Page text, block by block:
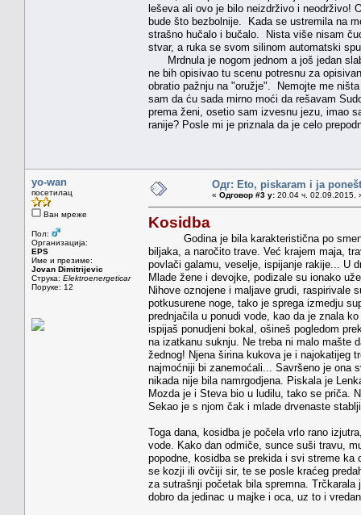
leševa ali ovo je bilo neizdrživo i neodrživo!
bude što bezbolnije. Kada se ustremila na
strašno hučalo i bučalo. Nista više nisam
stvar, a ruka se svom silinom automatski
Mrdnula je nogom jednom a još jedan
ne bih opisivao tu scenu potresnu za
obratio pažnju na "oružje". Nemojte me
sam da ću sada mirno moći da rešavam
prema ženi, osetio sam izvesnu jezu, imao
ranije? Posle mi je priznala da je celo
yo-wan
посетилац
Ван мреже
Пол:
Организација:
EPS
Име и презиме:
Jovan Dimitrijevic
Струка: Elektroenergeticar
Поруке: 12
Одг: Eto, piskaram i ja
« Одговор #3 у: 20.04 ч. 02.09.2015.
Kosidba
Godina je bila karakteristična po
biljaka, a naročito trave. Već krajem maja,
povlači galamu, veselje, ispijanje rakije... U
Mlade žene i devojke, podizale su ionako
Nihove oznojene i maljave grudi, raspirivale
potkusurene noge, tako je sprega izmedju
prednjačila u ponudi vode, kao da je znala
ispijaš ponudjeni bokal, ošineš pogledom
na izatkanu suknju. Ne treba ni malo mašte
žednog! Njena širina kukova je i najokatijeg
najmoćniji bi zanemoćali... Savršeno je ona
nikada nije bila namrgodjena. Piskala je
Mozda je i Steva bio u ludilu, tako se priča.
Sekao je s njom čak i mlade drvenaste
Toga dana, kosidba je počela vrlo rano
vode. Kako dan odmiče, sunce suši travu,
popodne, kosidba se prekida i svi streme ka
se kozji ili ovčiji sir, te se posle kraćeg
za sutrašnji početak bila spremna.
dobro da jedinac u majke i oca, uz to i